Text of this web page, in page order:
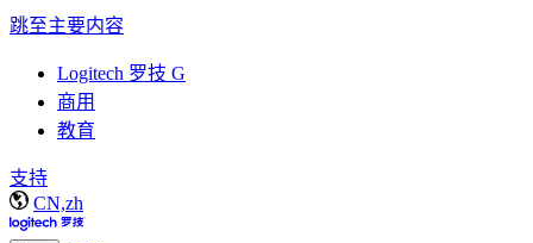
跳至主要内容
Logitech 罗技 G
商用
教育
支持
CN,zh